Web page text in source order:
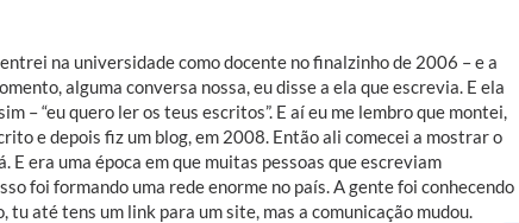
na universidade como docente no finalzinho de 2006 – e a
alguma conversa nossa, eu disse a ela que escrevia. E ela
– “eu quero ler os teus escritos”. E aí eu me lembro que montei,
e depois fiz um blog, em 2008. Então ali comecei a mostrar o
E era uma época em que muitas pessoas que escreviam
foi formando uma rede enorme no país. A gente foi conhecendo
até tens um link para um site, mas a comunicação mudou.